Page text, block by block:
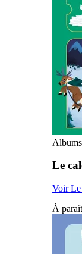
Le
Voir Le
À